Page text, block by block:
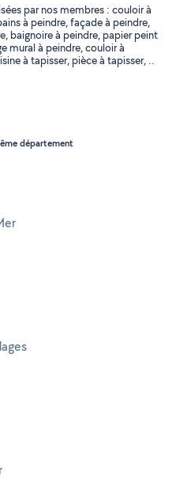
par nos membres : couloir à
à peindre, façade à peindre,
baignoire à peindre, papier peint
mural à peindre, couloir à
à tapisser, pièce à tapisser, ..
département